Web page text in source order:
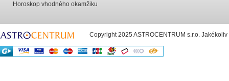
Horoskop vhodného okamžiku
Copyright 2025 ASTROCENTRUM s.r.o.